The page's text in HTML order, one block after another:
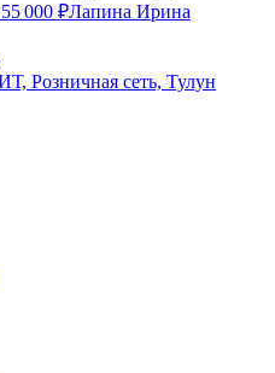
55 000 ₽Лапина Ирина
Розничная сеть, Тулун